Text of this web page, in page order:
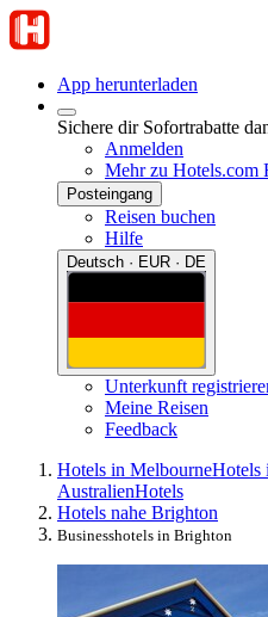
App herunterladen
Sichere dir Sofortrabatte
Anmelden
Mehr zu Hotels.com
Posteingang
Reisen buchen
Hilfe
Deutsch · EUR · DE
Unterkunft
Meine Reisen
Feedback
Hotels in MelbourneHotels
AustralienHotels
Hotels nahe Brighton
Businesshotels in Brighton